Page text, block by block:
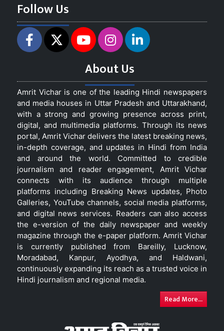
Follow Us
About Us
Amrit Vichar is one of the leading Hindi newspapers
and media houses in Uttar Pradesh and Uttarakhand,
with a strong and growing presence across print,
digital, and multimedia platforms. Through its news
portal, Amrit Vichar delivers the latest breaking news,
in-depth coverage, and updates in Hindi from India
and around the world. Committed to credible
journalism and reader engagement, Amrit Vichar
connects with its audience through multiple
platforms including Breaking News updates, Photo
Galleries, YouTube channels, social media platforms,
and digital news services. Readers can also access
the e-version of the daily newspaper and weekly
magazine through the e-paper platform. Amrit Vichar
is currently published from Bareilly, Lucknow,
Moradabad, Kanpur, Ayodhya, and Haldwani,
continuously expanding its reach as a trusted voice in
Hindi journalism and regional media.
Read More...